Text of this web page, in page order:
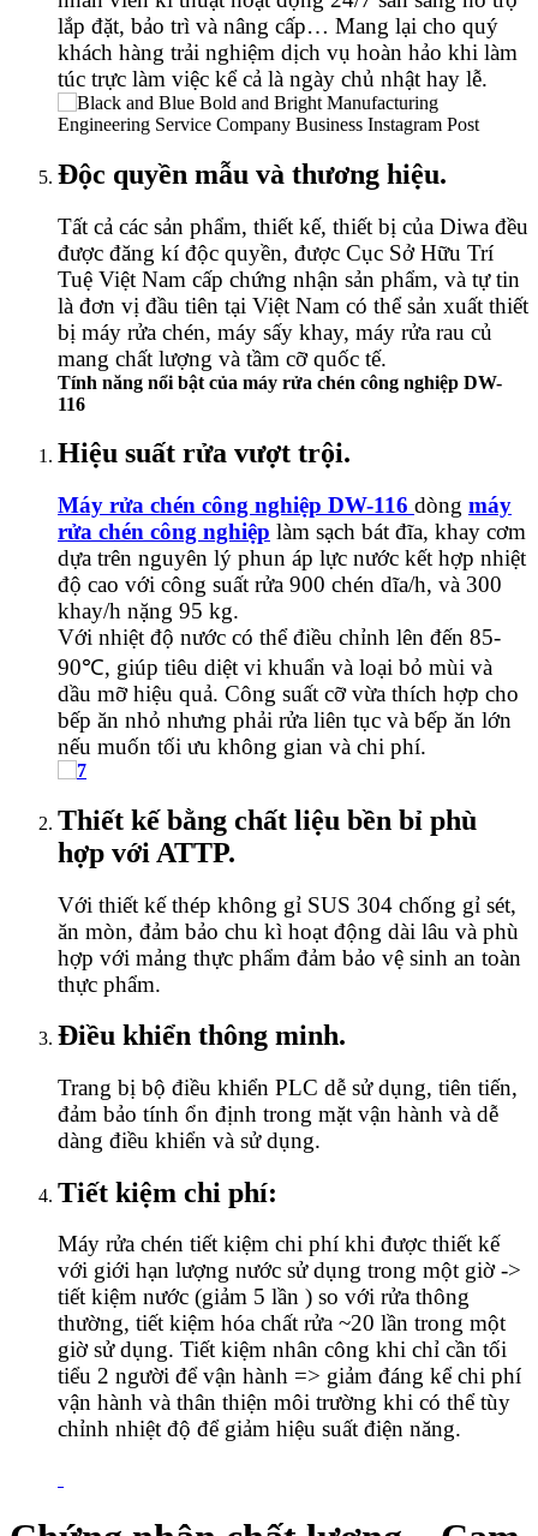
lắp đặt, bảo trì và nâng cấp… Mang lại cho quý
khách hàng trải nghiệm dịch vụ hoàn hảo khi làm
túc trực làm việc kể cả là ngày chủ nhật hay lễ.
Độc quyền mẫu và thương hiệu.
Tất cả các sản phẩm, thiết kế, thiết bị của Diwa đều
được đăng kí độc quyền, được Cục Sở Hữu Trí
Tuệ Việt Nam cấp chứng nhận sản phẩm, và tự tin
là đơn vị đầu tiên tại Việt Nam có thể sản xuất thiết
bị máy rửa chén, máy sấy khay, máy rửa rau củ
mang chất lượng và tầm cỡ quốc tế.
Tính năng nổi bật của máy rửa chén công nghiệp DW-
116
Hiệu suất rửa vượt trội.
Máy rửa chén công nghiệp DW-116 dòng máy
rửa chén công nghiệp làm sạch bát đĩa, khay cơm
dựa trên nguyên lý phun áp lực nước kết hợp nhiệt
độ cao với công suất rửa 900 chén dĩa/h, và 300
khay/h nặng 95 kg.
Với nhiệt độ nước có thể điều chỉnh lên đến 85-
90℃, giúp tiêu diệt vi khuẩn và loại bỏ mùi và
dầu mỡ hiệu quả. Công suất cỡ vừa thích hợp cho
bếp ăn nhỏ nhưng phải rửa liên tục và bếp ăn lớn
nếu muốn tối ưu không gian và chi phí.
Thiết kế bằng chất liệu bền bỉ phù
hợp với ATTP.
Với thiết kế thép không gỉ SUS 304 chống gỉ sét,
ăn mòn, đảm bảo chu kì hoạt động dài lâu và phù
hợp với mảng thực phẩm đảm bảo vệ sinh an toàn
thực phẩm.
Điều khiển thông minh.
Trang bị bộ điều khiển PLC dễ sử dụng, tiên tiến,
đảm bảo tính ổn định trong mặt vận hành và dễ
dàng điều khiển và sử dụng.
Tiết kiệm chi phí:
Máy rửa chén tiết kiệm chi phí khi được thiết kế
với giới hạn lượng nước sử dụng trong một giờ ->
tiết kiệm nước (giảm 5 lần ) so với rửa thông
thường, tiết kiệm hóa chất rửa ~20 lần trong một
giờ sử dụng. Tiết kiệm nhân công khi chỉ cần tối
tiểu 2 người để vận hành => giảm đáng kể chi phí
vận hành và thân thiện môi trường khi có thể tùy
chỉnh nhiệt độ để giảm hiệu suất điện năng.